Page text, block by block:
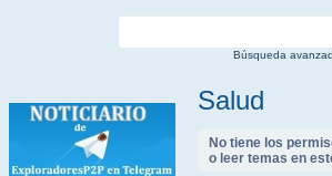
Búsqueda
Salud
No tiene los
o leer temas en